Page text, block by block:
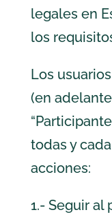
legales en
los
Los
(en
todas y
acciones:
1.- Seguir al